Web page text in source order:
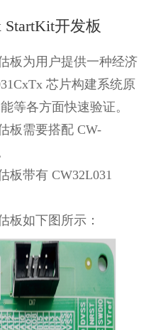
StartKit开发板
板为用户提供一种经济
芯片构建系统原
等各方面快速验证。
板需要搭配 CW-
板带有 CW32L031
板如下图所示：